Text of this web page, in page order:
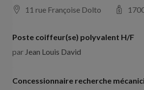
11 rue Françoise Dolto
Poste coiffeur(se) polyvalent H/F
par Jean Louis David
Concessionnaire recherche